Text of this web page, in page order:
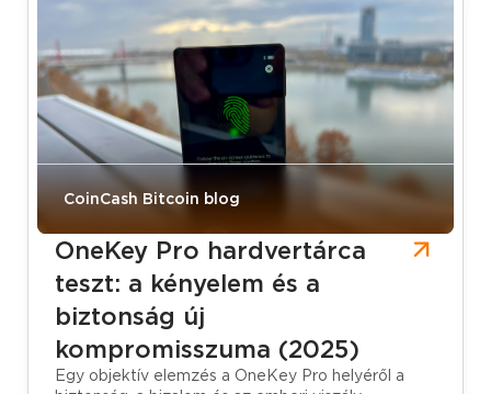
CoinCash Bitcoin blog
OneKey Pro hardvertárca
teszt: a kényelem és a
biztonság új
kompromisszuma (2025)
Egy objektív elemzés a OneKey Pro helyéről a